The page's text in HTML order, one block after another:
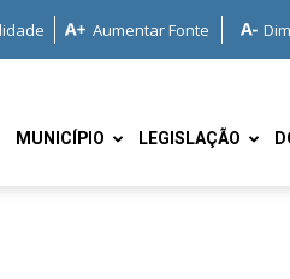
Aumentar Fonte
MUNICÍPIO LEGISLAÇÃO